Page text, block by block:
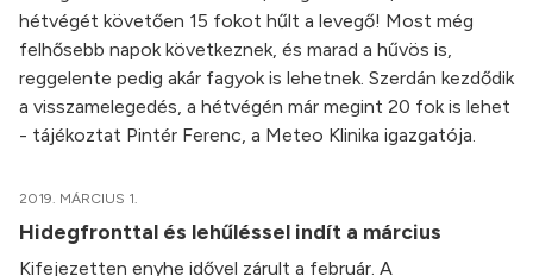
hétvégét követően 15 fokot hűlt a levegő! Most még
felhősebb napok következnek, és marad a hűvös is,
reggelente pedig akár fagyok is lehetnek. Szerdán kezdődik
a visszamelegedés, a hétvégén már megint 20 fok is lehet
- tájékoztat Pintér Ferenc, a Meteo Klinika igazgatója.
2019. MÁRCIUS 1.
Hidegfronttal és lehűléssel indít a március
Kifejezetten enyhe idővel zárult a február. A